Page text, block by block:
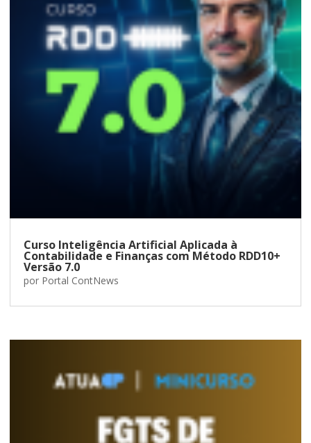
Curso Inteligência Artificial Aplicada à
Contabilidade e Finanças com Método RDD10+
Versão 7.0
por Portal ContNews